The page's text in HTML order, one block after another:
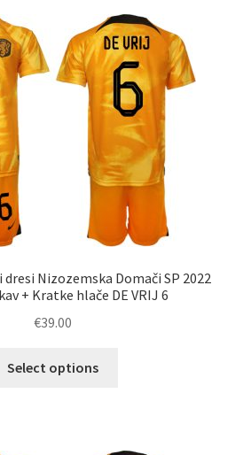
različic.
Možnosti
lahko
izberete
na
strani
izdelka
Nizozemska Domači SP 2022
+ Kratke hlače DE VRIJ 6
€39.00
Select options